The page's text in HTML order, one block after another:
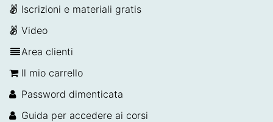
Iscrizioni e materiali gratis
Video
Area clienti
Il mio carrello
Password dimenticata
Guida per accedere ai corsi